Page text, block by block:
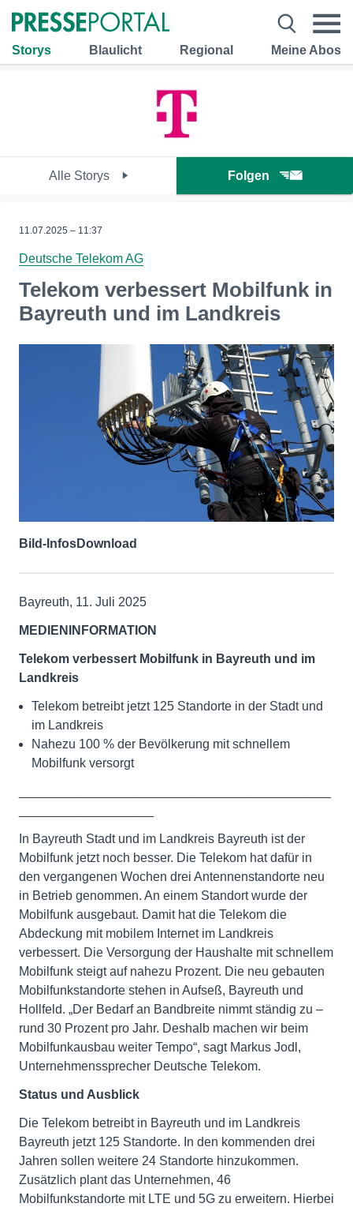
Storys Blaulicht Regional Meine Abos
Alle Storys Folgen
11.07.2025 – 11:37
Deutsche Telekom AG
Telekom verbessert Mobilfunk in
Bayreuth und im Landkreis
Bild-InfosDownload
Bayreuth, 11. Juli 2025
MEDIENINFORMATION
Telekom verbessert Mobilfunk in Bayreuth und im
Landkreis
Telekom betreibt jetzt 125 Standorte in der Stadt und
im Landkreis
Nahezu 100 % der Bevölkerung mit schnellem
Mobilfunk versorgt
In Bayreuth Stadt und im Landkreis Bayreuth ist der
Mobilfunk jetzt noch besser. Die Telekom hat dafür in
den vergangenen Wochen drei Antennenstandorte neu
in Betrieb genommen. An einem Standort wurde der
Mobilfunk ausgebaut. Damit hat die Telekom die
Abdeckung mit mobilem Internet im Landkreis
verbessert. Die Versorgung der Haushalte mit schnellem
Mobilfunk steigt auf nahezu Prozent. Die neu gebauten
Mobilfunkstandorte stehen in Aufseß, Bayreuth und
Hollfeld. „Der Bedarf an Bandbreite nimmt ständig zu –
rund 30 Prozent pro Jahr. Deshalb machen wir beim
Mobilfunkausbau weiter Tempo“, sagt Markus Jodl,
Unternehmenssprecher Deutsche Telekom.
Status und Ausblick
Die Telekom betreibt in Bayreuth und im Landkreis
Bayreuth jetzt 125 Standorte. In den kommenden drei
Jahren sollen weitere 24 Standorte hinzukommen.
Zusätzlich plant das Unternehmen, 46
Mobilfunkstandorte mit LTE und 5G zu erweitern. Hierbei